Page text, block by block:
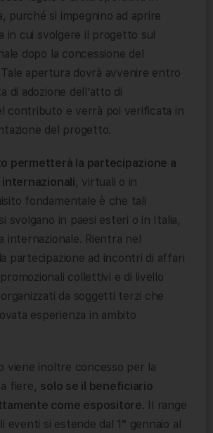
purché si impegnino ad aprire
in cui svolgere il progetto sul
dopo la concessione del
apertura dovrà avvenire entro
di adozione dell’atto di
contributo e verrà poi verificata in
del progetto.
permetterà la partecipazione a
, virtuali o in
fondamentale è che tali
svolgano in paesi esteri o in Italia,
internazionale. Rientra nel
partecipazione ad incontri di affari
collettivi e di livello
da soggetti terzi che
esperienza in ambito
viene inoltre concesso per la
fiere, solo se il beneficiario
come espositore. Il range
eventi si estende dal 1° gennaio al